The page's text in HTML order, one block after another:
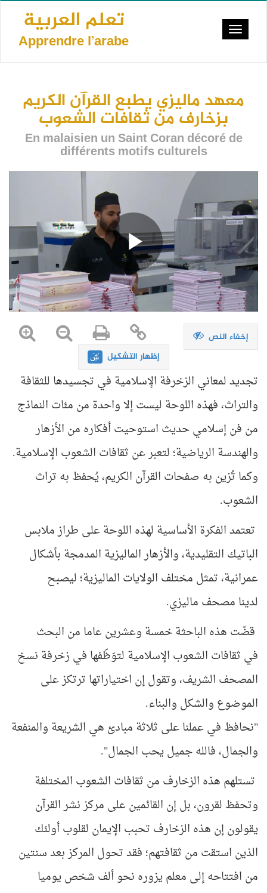
Aller
contenu
principal
تعلم العربية
Apprendre l’arabe
Toggle
معهد ماليزي يطبع القرآن الكريم
بزخارف من ثقافات الشعوب
En malaisien un Saint Coran décoré de
différents motifs culturels
إخفاء النص
إظهار التشكيل
تجديد لمعاني الزخرفة الإسلامية في تجسيدها للثقافة
والتراث، فهذه اللوحة ليستإلا واحدة من مئات النماذج
من فن إسلاميحديث استوحيت أفكاره من الأزهار
والهندسة الرياضية؛ لتعبر عن ثقافات الشعوب الإسلامية.
وكما تُزين به صفحات القرآن الكريم، يُحفظ به تراث
الشعوب.
تعتمد الفكرة الأساسية لهذه اللوحة على طراز ملابس
الباتيك التقليدية، والأزهارالماليزية المدمجة بأشكال
عمرانية، تمثل مختلف الولايات الماليزية؛ ليصبح
لدينا مصحف ماليزي.
قضّت هذه الباحثة خمسة وعشرين عاما من البحث
في ثقافات الشعوب الإسلامية لتوَظّفها في زخرفة نسخ
المصحف الشريف، وتقول إن اختياراتها ترتكز على
الموضوع والشكل والبناء.
"نحافظ في عملنا على ثلاثة مبادئ هي الشريعة والمنفعة
والجمال، فالله جميل يحب الجمال".
تستلهم هذه الزخارف من ثقافات الشعوب المختلفة
وتحفظ لقرون، بل إن القائمين على مركز نشر القرآن
يقولون إن هذه الزخارف تحبب الإيمان لقلوب أولئك
الذين استقت من ثقافتهم؛ فقد تحول المركز بعد سنتين
من افتتاحه إلى معلم يزوره نحو ألف شخص يوميا